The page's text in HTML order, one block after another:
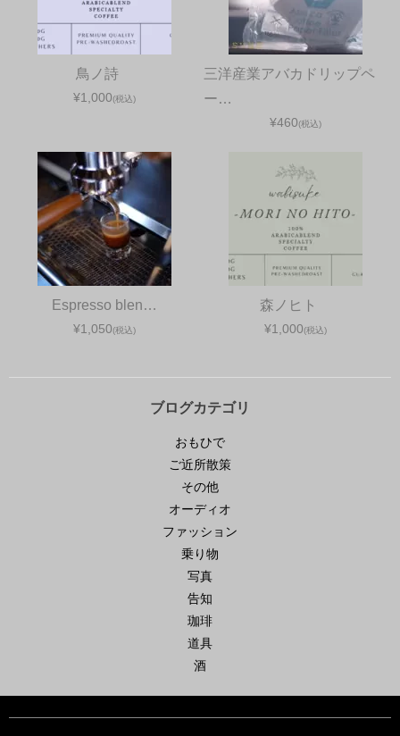
鳥ノ詩
¥1,000(税込)
三洋産業アバカドリップペ
ー…
¥460(税込)
Espresso blen…
¥1,050(税込)
森ノヒト
¥1,000(税込)
ブログカテゴリ
おもひで
ご近所散策
その他
オーディオ
ファッション
乗り物
写真
告知
珈琲
道具
酒